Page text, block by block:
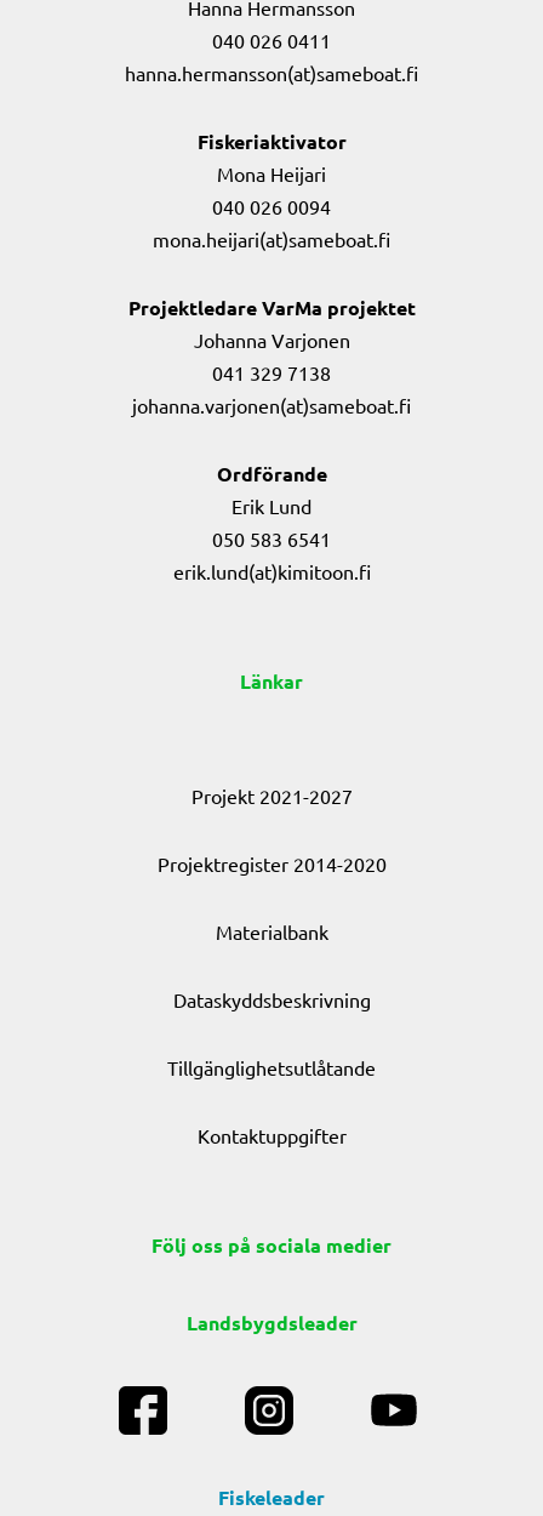
Hanna Hermansson
040 026 0411
hanna.hermansson(at)sameboat.fi
Fiskeriaktivator
Mona Heijari
040 026 0094
mona.heijari(at)sameboat.fi
Projektledare VarMa projektet
Johanna Varjonen
041 329 7138
johanna.varjonen(at)sameboat.fi
Ordförande
Erik Lund
050 583 6541
erik.lund(at)kimitoon.fi
Länkar
Projekt 2021-2027
Projektregister 2014-2020
Materialbank
Dataskyddsbeskrivning
Tillgänglighetsutlåtande
Kontaktuppgifter
Följ oss på sociala medier
Landsbygdsleader
Fiskeleader